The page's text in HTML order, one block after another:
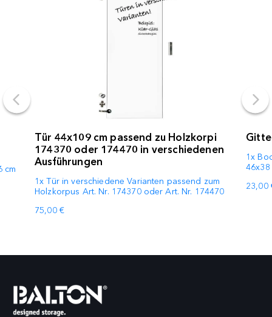
cm
Tür 44x109 cm passend zu Holzkorpi
174370 oder 174470 in verschiedenen
Ausführungen
1x Tür in verschiedene Varianten passend zum
Holzkorpus Art. Nr. 174370 oder Art. Nr. 174470
75,00 €
1x
46x38
23,00